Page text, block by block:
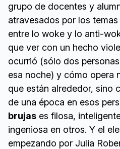
grupo de docentes y
atravesados por los
entre lo woke y lo anti-
que ver con un hecho
ocurrió (sólo dos
esa noche) y cómo opera
que están alrededor, sino
de una época en esos
brujas es filosa,
ingeniosa en otros. Y el
empezando por Julia